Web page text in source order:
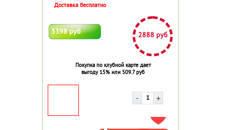
3398 руб 2888 руб
Покупка по клубной карте дает
выгоду 15% или 509.7 руб
Доставка бесплатно
ДОБАВИТЬ В ИЗБРАННОЕ